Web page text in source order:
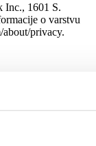
Inc., 1601 S.
o varstvu
about/privacy.
Folsom St.,